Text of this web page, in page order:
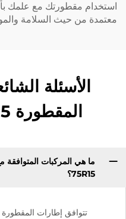
استخدام مقطورتك مع علمك
معتمدة من حيث السلامة
الأسئلة
المقطورة ST205 75R15
75R15؟